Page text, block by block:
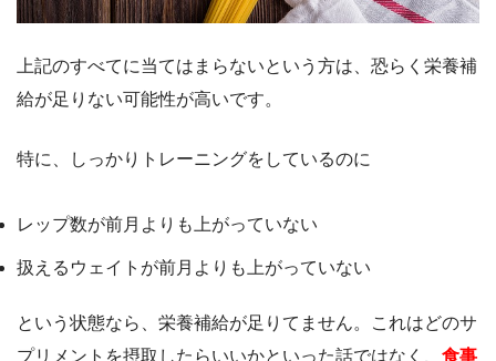
上記のすべてに当てはまらないという方は、恐らく栄養補
給が足りない可能性が高いです。
特に、しっかりトレーニングをしているのに
レップ数が前月よりも上がっていない
扱えるウェイトが前月よりも上がっていない
という状態なら、栄養補給が足りてません。これはどのサ
プリメントを摂取したらいいかといった話ではなく、 食事